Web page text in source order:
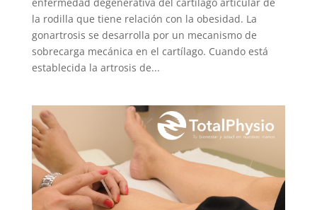
la rodilla que tiene relación con la obesidad. La
gonartrosis se desarrolla por un mecanismo de
sobrecarga mecánica en el cartílago. Cuando está
establecida la artrosis de...